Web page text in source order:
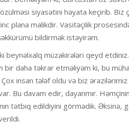
siyasətini həyata keçirib.
plana malikdir. Vasitəçilik
bildirmək istəyirəm.
beynəlxalq müzakirələri qeyd
bir daha təkrar etməliyəm ki, bu
insan tələf oldu və biz
Bu davam edir, dayanmır.
tətbiq edildiyini görmədik. Əksinə,